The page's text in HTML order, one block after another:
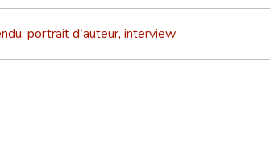
portrait d'auteur, interview